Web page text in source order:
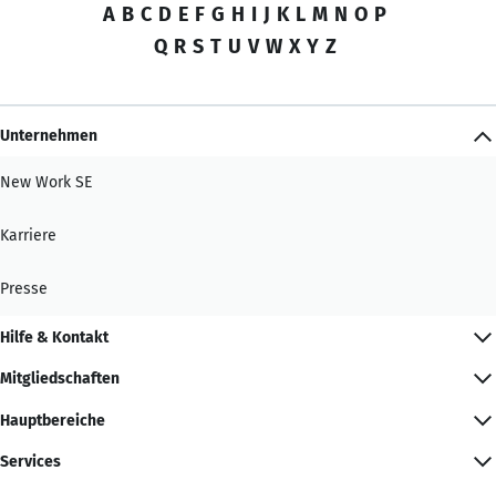
A B C D E F G H I J K L M N O P
Q R S T U V W X Y Z
Unternehmen
New Work SE
Karriere
Presse
Hilfe & Kontakt
Mitgliedschaften
Hauptbereiche
Services